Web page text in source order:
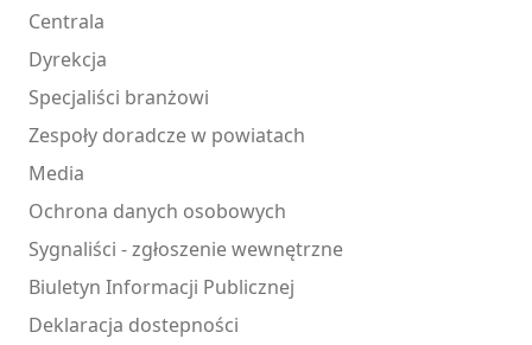
Centrala
Dyrekcja
Specjaliści branżowi
Zespoły doradcze w powiatach
Media
Ochrona danych osobowych
Sygnaliści - zgłoszenie wewnętrzne
Biuletyn Informacji Publicznej
Deklaracja dostepności